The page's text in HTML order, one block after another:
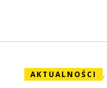
AKTUALNOŚCI ,